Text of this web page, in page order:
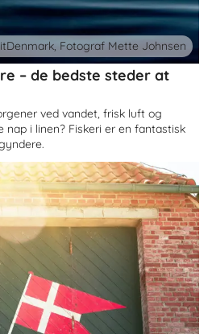
– de bedste steder at
ved vandet, frisk luft og
i linen? Fiskeri er en fantastisk
Fotograf Mette Johnsen